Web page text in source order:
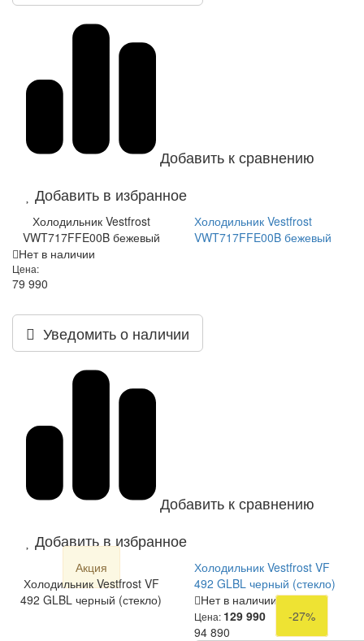
Добавить к сравнению
Добавить в избранное
Холодильник Vestfrost
VWT717FFE00B бежевый
Холодильник Vestfrost
VWT717FFE00B бежевый
Нет в наличии
Цена:
79 990
Уведомить о наличии
Добавить к сравнению
Добавить в избранное
Акция
Холодильник Vestfrost VF
492 GLBL черный (стекло)
Холодильник Vestfrost VF
492 GLBL черный (стекло)
Нет в наличии
Цена: 129 990
-27%
94 890